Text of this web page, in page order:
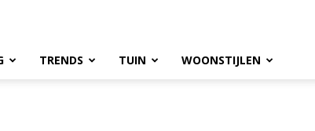
TRENDS TUIN WOONSTIJLEN